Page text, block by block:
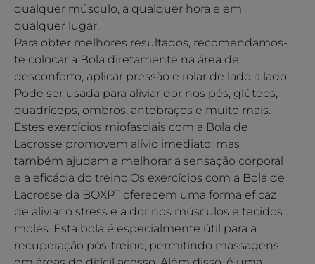
qualquer músculo, a qualquer hora e em
qualquer lugar.
Para obter melhores resultados, recomendamos-
te colocar a Bola diretamente na área de
desconforto, aplicar pressão e rolar de lado a lado.
Pode ser usada para aliviar dor nos pés, glúteos,
quadríceps, ombros, antebraços e muito mais.
Estes exercícios miofasciais com a Bola de
Lacrosse promovem alívio imediato, mas
também ajudam a melhorar a sensação corporal
e a eficácia do treino.Os exercícios com a Bola de
Lacrosse da BOXPT oferecem uma forma eficaz
de aliviar o stress e a dor nos músculos e tecidos
moles. Esta bola é especialmente útil para a
recuperação pós-treino, permitindo massagens